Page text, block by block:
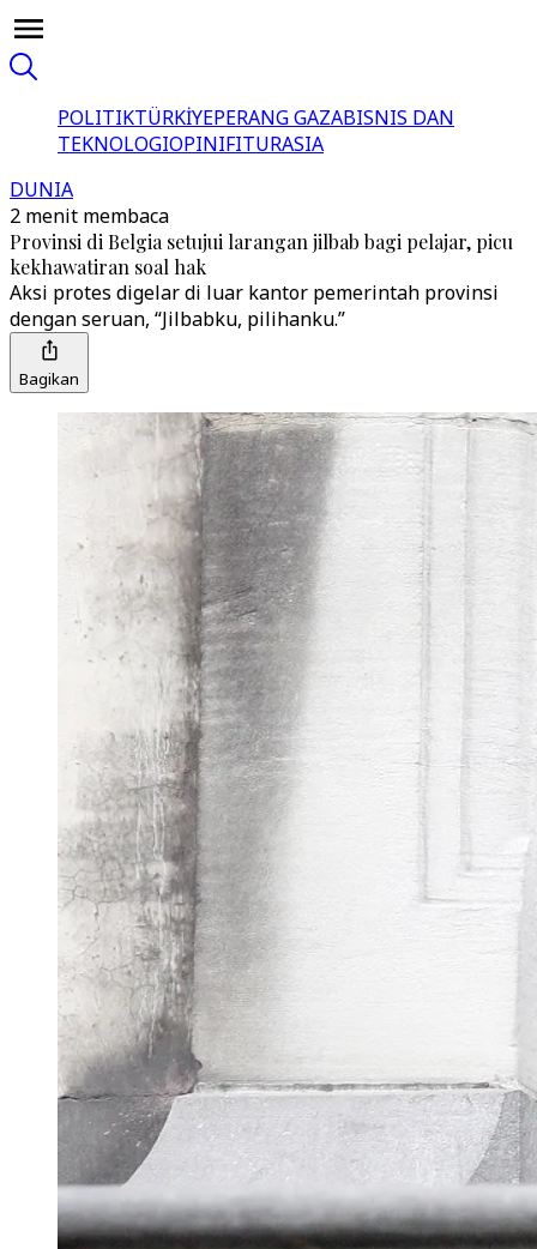
POLITIKTÜRKİYEPERANG GAZABISNIS DAN
TEKNOLOGIOPINIFITURASIA
DUNIA
2 menit membaca
Provinsi di Belgia setujui larangan jilbab bagi pelajar, picu
kekhawatiran soal hak
Aksi protes digelar di luar kantor pemerintah provinsi
dengan seruan, “Jilbabku, pilihanku.”
Bagikan